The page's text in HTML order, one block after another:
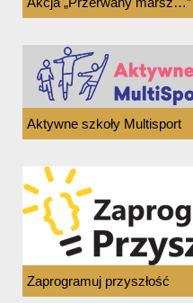
Aktywne szkoły Multisport
Zaprogramuj przyszłość